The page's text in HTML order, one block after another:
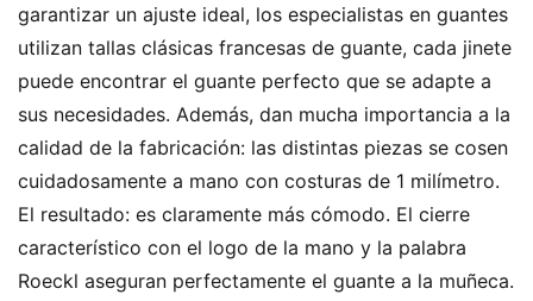
garantizar un ajuste ideal, los especialistas en guantes
utilizan tallas clásicas francesas de guante, cada jinete
puede encontrar el guante perfecto que se adapte a
sus necesidades. Además, dan mucha importancia a la
calidad de la fabricación: las distintas piezas se cosen
cuidadosamente a mano con costuras de 1 milímetro.
El resultado: es claramente más cómodo. El cierre
característico con el logo de la mano y la palabra
Roeckl aseguran perfectamente el guante a la muñeca.